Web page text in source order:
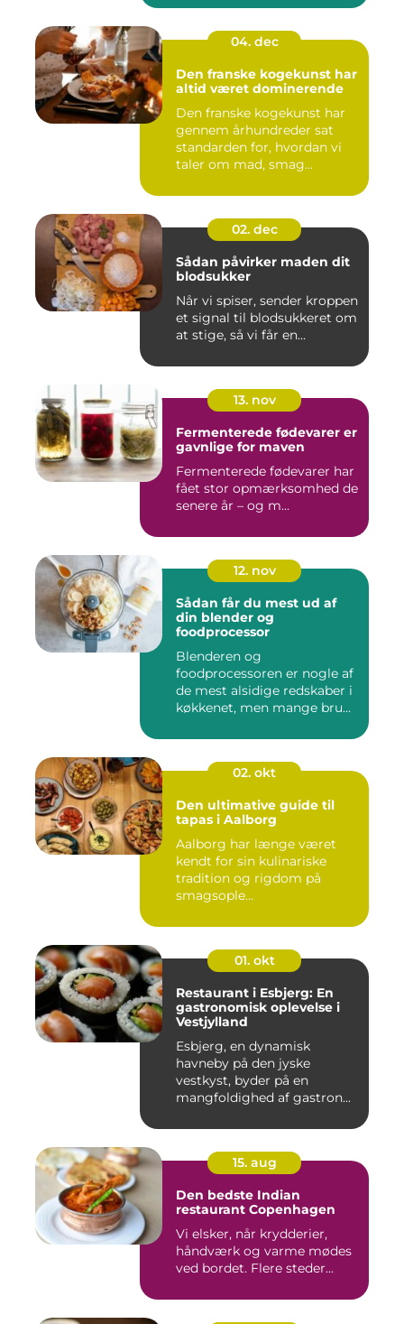
04. dec
Den franske kogekunst har
altid været dominerende
Den franske kogekunst har
gennem århundreder sat
standarden for, hvordan vi
taler om mad, smag...
02. dec
Sådan påvirker maden dit
blodsukker
Når vi spiser, sender kroppen
et signal til blodsukkeret om
at stige, så vi får en...
13. nov
Fermenterede fødevarer er
gavnlige for maven
Fermenterede fødevarer har
fået stor opmærksomhed de
senere år – og m...
12. nov
Sådan får du mest ud af
din blender og
foodprocessor
Blenderen og
foodprocessoren er nogle af
de mest alsidige redskaber i
køkkenet, men mange bru...
02. okt
Den ultimative guide til
tapas i Aalborg
Aalborg har længe været
kendt for sin kulinariske
tradition og rigdom på
smagsople...
01. okt
Restaurant i Esbjerg: En
gastronomisk oplevelse i
Vestjylland
Esbjerg, en dynamisk
havneby på den jyske
vestkyst, byder på en
mangfoldighed af gastron...
15. aug
Den bedste Indian
restaurant Copenhagen
Vi elsker, når krydderier,
håndværk og varme mødes
ved bordet. Flere steder...